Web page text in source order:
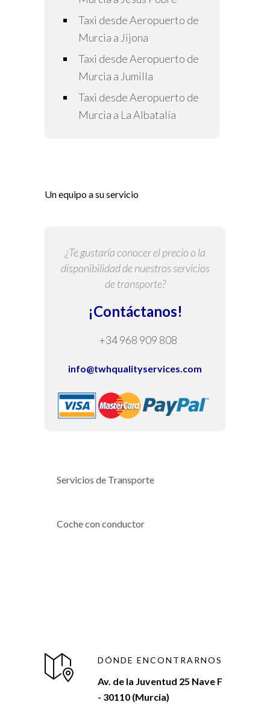
Taxi desde Aeropuerto de
Murcia a Jijona
Taxi desde Aeropuerto de
Murcia a Jumilla
Taxi desde Aeropuerto de
Murcia a La Albatalía
Un equipo a su servicio
¿Te gustaría conocer el precio o la
disponibilidad de nuestros servicios
de transporte?
¡Contáctanos!
+34 968 909 808
info@twhqualityservices.com
Servicios de Transporte
Coche con conductor
DÓNDE ENCONTRARNOS
Av. de la Juventud 25 Nave F
- 30110 (Murcia)